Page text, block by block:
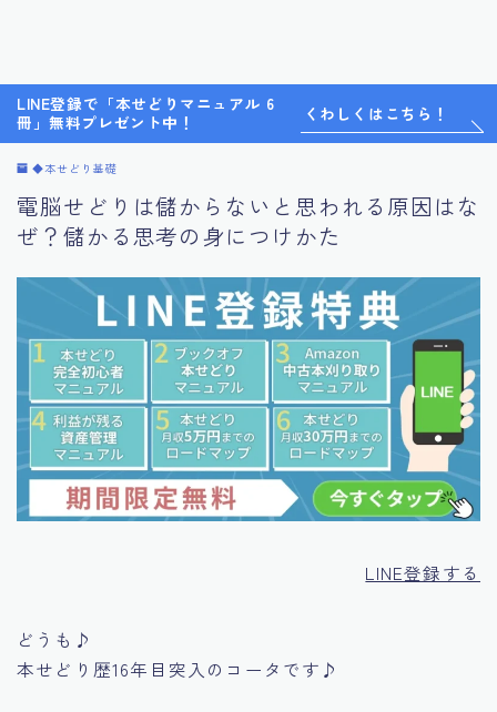
LINE登録で「本せどりマニュアル 6
冊」無料プレゼント中！
くわしくはこちら！
◆本せどり基礎
電脳せどりは儲からないと思われる原因はな
ぜ？儲かる思考の身につけかた
LINE登録する
どうも♪
本せどり歴16年目突入のコータです♪